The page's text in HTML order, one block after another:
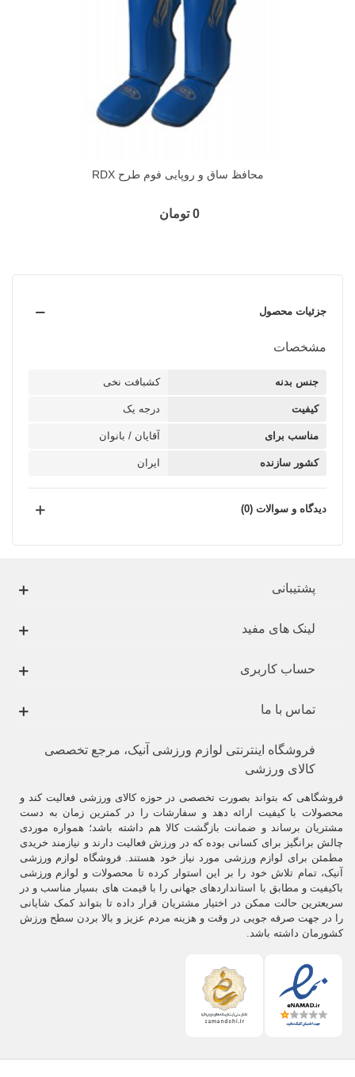
محافظ ساق و روپایی فوم طرح RDX
0 تومان
جزئیات محصول
مشخصات
جنس بدنه کشبافت نخی
کیفیت درجه یک
مناسب برای آقایان / بانوان
کشور سازنده ایران
دیدگاه و سوالات (0)
پشتیبانی
لینک های مفید
حساب کاربری
تماس با ما
فروشگاه اینترنتی لوازم ورزشی آنیک، مرجع تخصصی
کالای ورزشی
فروشگاهی که بتواند بصورت تخصصی در حوزه کالای ورزشی فعالیت کند و
محصولات با کیفیت ارائه دهد و سفارشات را در کمترین زمان به دست
مشتریان برساند و ضمانت بازگشت کالا هم داشته باشد؛ همواره موردی
چالش برانگیز برای کسانی بوده که در ورزش فعالیت دارند و نیازمند خریدی
مطمئن برای لوازم ورزشی مورد نیاز خود هستند. فروشگاه لوازم ورزشی
آنیک، تمام تلاش خود را بر این استوار کرده تا محصولات و لوازم ورزشی
باکیفیت و مطابق با استانداردهای جهانی را با قیمت های بسیار مناسب و در
سریعترین حالت ممکن در اختیار مشتریان قرار داده تا بتواند کمک شایانی
را در جهت صرفه جویی در وقت و هزینه مردم عزیز و بالا بردن سطح ورزش
کشورمان داشته باشد.